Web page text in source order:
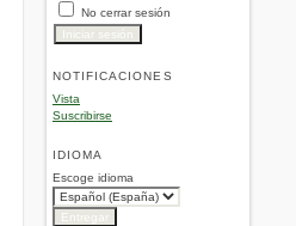
No cerrar sesión
NOTIFICACIONES
Vista
Suscribirse
IDIOMA
Escoge idioma